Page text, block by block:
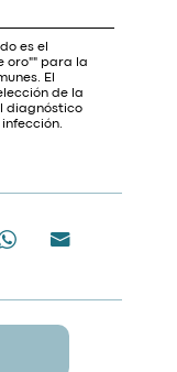
es el
oro"" para la
El
de la
diagnóstico